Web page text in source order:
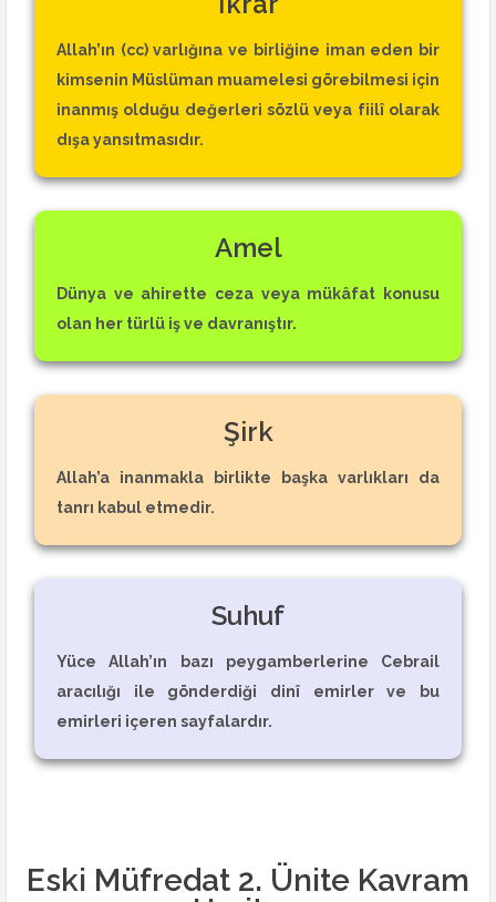
Allah’ın (cc) varlığına ve birliğine iman eden bir
kimsenin Müslüman muamelesi görebilmesi için
inanmış olduğu değerleri sözlü veya fiilî olarak
dışa yansıtmasıdır.
Amel
Dünya ve ahirette ceza veya mükâfat konusu
olan her türlü iş ve davranıştır.
Şirk
Allah’a inanmakla birlikte başka varlıkları da
tanrı kabul etmedir.
Suhuf
Yüce Allah’ın bazı peygamberlerine Cebrail
aracılığı ile gönderdiği dinî emirler ve bu
emirleri içeren sayfalardır.
Eski Müfredat 2. Ünite Kavram